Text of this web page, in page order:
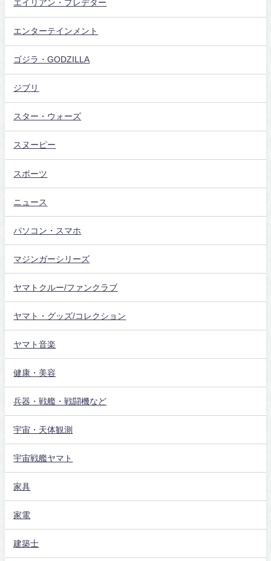
エイリアン・プレデター
エンターテインメント
ゴジラ・GODZILLA
ジブリ
スター・ウォーズ
スヌーピー
スポーツ
ニュース
パソコン・スマホ
マジンガーシリーズ
ヤマトクルー/ファンクラブ
ヤマト・グッズ/コレクション
ヤマト音楽
健康・美容
兵器・戦艦・戦闘機など
宇宙・天体観測
宇宙戦艦ヤマト
家具
家電
建築士